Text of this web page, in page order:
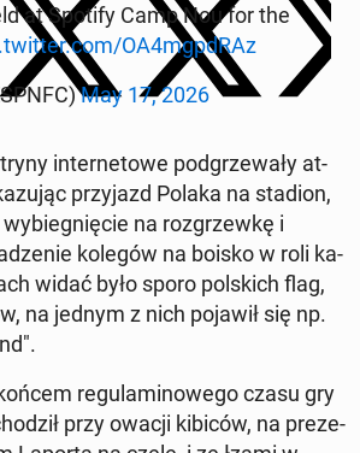
at Spotify Camp Nou for the
OA4mgpdRAz
May 17, 2026
in­ter­ne­to­we pod­grze­wa­ły at­
przy­jazd Polaka na stadion,
na roz­grzew­kę i
kolegów na boisko w roli ka­
widać było sporo pol­skich flag,
na jednym z nich pojawił się np.
re­gu­la­mi­no­we­go czasu gry
przy owacji kibiców, na pre­ze­